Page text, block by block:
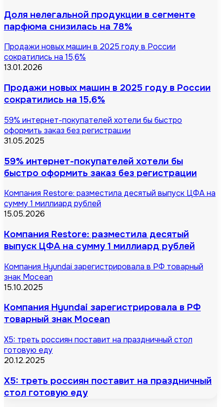
Доля нелегальной продукции в сегменте
парфюма снизилась на 78%
Продажи новых машин в 2025 году в России
сократились на 15,6%
13.01.2026
Продажи новых машин в 2025 году в России
сократились на 15,6%
59% интернет-покупателей хотели бы быстро
оформить заказ без регистрации
31.05.2025
59% интернет-покупателей хотели бы
быстро оформить заказ без регистрации
Компания Restore: разместила десятый выпуск ЦФА на
сумму 1 миллиард рублей
15.05.2026
Компания Restore: разместила десятый
выпуск ЦФА на сумму 1 миллиард рублей
Компания Hyundai зарегистрировала в РФ товарный
знак Mocean
15.10.2025
Компания Hyundai зарегистрировала в РФ
товарный знак Mocean
X5: треть россиян поставит на праздничный стол
готовую еду
20.12.2025
X5: треть россиян поставит на праздничный
стол готовую еду